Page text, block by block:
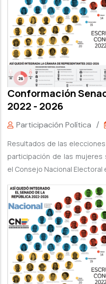
Conformación
2022 - 2026
Participación Política /
Resultados de las
participación de las
el Consejo Nacional Electoral